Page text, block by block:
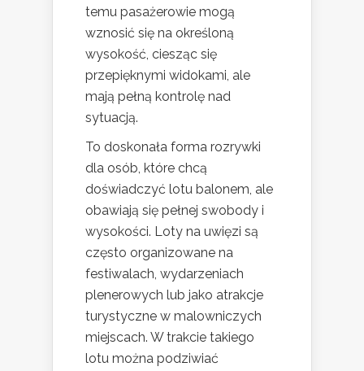
temu pasażerowie mogą
wznosić się na określoną
wysokość, ciesząc się
przepięknymi widokami, ale
mają pełną kontrolę nad
sytuacją.
To doskonała forma rozrywki
dla osób, które chcą
doświadczyć lotu balonem, ale
obawiają się pełnej swobody i
wysokości. Loty na uwięzi są
często organizowane na
festiwalach, wydarzeniach
plenerowych lub jako atrakcje
turystyczne w malowniczych
miejscach. W trakcie takiego
lotu można podziwiać